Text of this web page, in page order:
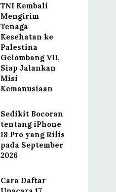
TNI Kembali
Mengirim
Tenaga
Kesehatan ke
Palestina
Gelombang VII,
Siap Jalankan
Misi
Kemanusiaan
Sedikit Bocoran
tentang iPhone
18 Pro yang Rilis
pada September
2026
Cara Daftar